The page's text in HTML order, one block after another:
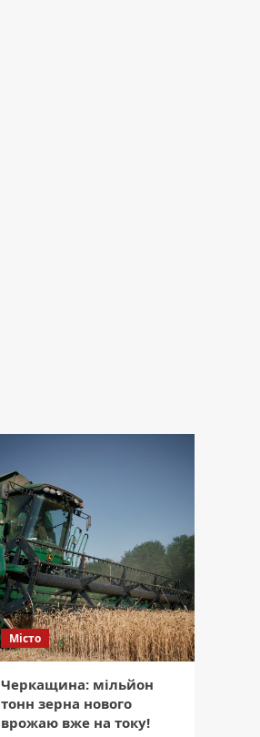
Місто
Черкащина: мільйон
тонн зерна нового
врожаю вже на току!